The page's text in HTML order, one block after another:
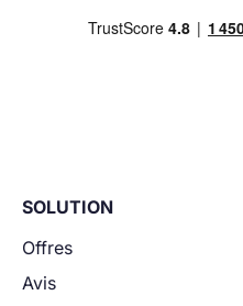
SOLUTION
Offres
Avis